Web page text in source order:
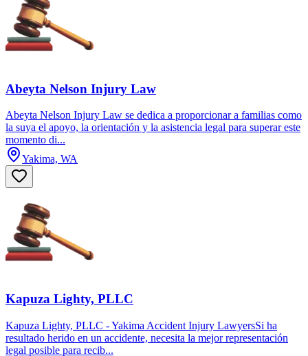
Abeyta Nelson Injury Law
Abeyta Nelson Injury Law se dedica a proporcionar a familias como
la suya el apoyo, la orientación y la asistencia legal para superar este
momento di...
Yakima, WA
Kapuza Lighty, PLLC
Kapuza Lighty, PLLC - Yakima Accident Injury LawyersSi ha
resultado herido en un accidente, necesita la mejor representación
legal posible para recib...